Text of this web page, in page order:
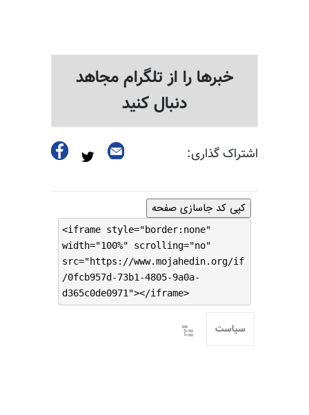
خبرها را از تلگرام مجاهد
دنبال کنید
اشتراک گذاری:
کپی کد جاسازی صفحه
<iframe style="border:none"
width="100%" scrolling="no"
src="https://www.mojahedin.org/if
/0fcb957d-73b1-4805-9a0a-
d365c0de0971"></iframe>
سیاست